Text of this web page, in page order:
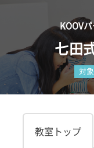
KOOV
七田
対
教室トップ